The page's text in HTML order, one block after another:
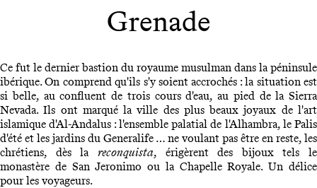
Grenade
Ce fut le dernier bastion du royaume musulman dans la péninsule
ibérique. On comprend qu'ils s'y soient accrochés : la situation est
si belle, au confluent de trois cours d'eau, au pied de la Sierra
Nevada. Ils ont marqué la ville des plus beaux joyaux de l'art
islamique d'Al-Andalus : l'ensemble palatial de l'Alhambra, le Palis
d'été et les jardins du Generalife … ne voulant pas être en reste, les
chrétiens, dès la reconquista, érigèrent des bijoux tels le
monastère de San Jeronimo ou la Chapelle Royale. Un délice
pour les voyageurs.